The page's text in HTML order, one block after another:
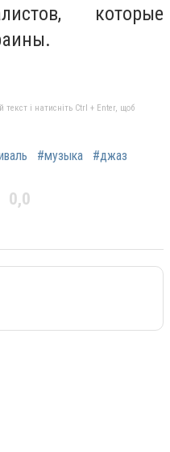
которые
і натисніть Ctrl + Enter, щоб
#музыка #джаз
0,0